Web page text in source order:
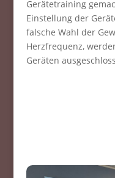
Gerätetraining
Einstellung der
falsche Wahl der
Herzfrequenz,
Geräten